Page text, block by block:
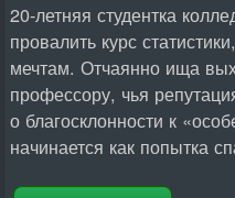
20-летняя студентка
провалить курс
мечтам. Отчаянно ища
профессору, чья
о благосклонности к
начинается как попытка